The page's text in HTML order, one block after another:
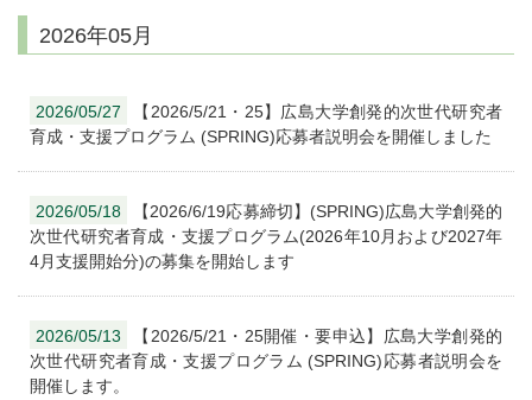
2026年05月
2026/05/27
【2026/5/21・25】広島大学創発的次世代研究者
育成・支援プログラム (SPRING)応募者説明会を開催しました
2026/05/18
【2026/6/19応募締切】(SPRING)広島大学創発的
次世代研究者育成・支援プログラム(2026年10月および2027年
4月支援開始分)の募集を開始します
2026/05/13
【2026/5/21・25開催・要申込】広島大学創発的
次世代研究者育成・支援プログラム (SPRING)応募者説明会を
開催します。